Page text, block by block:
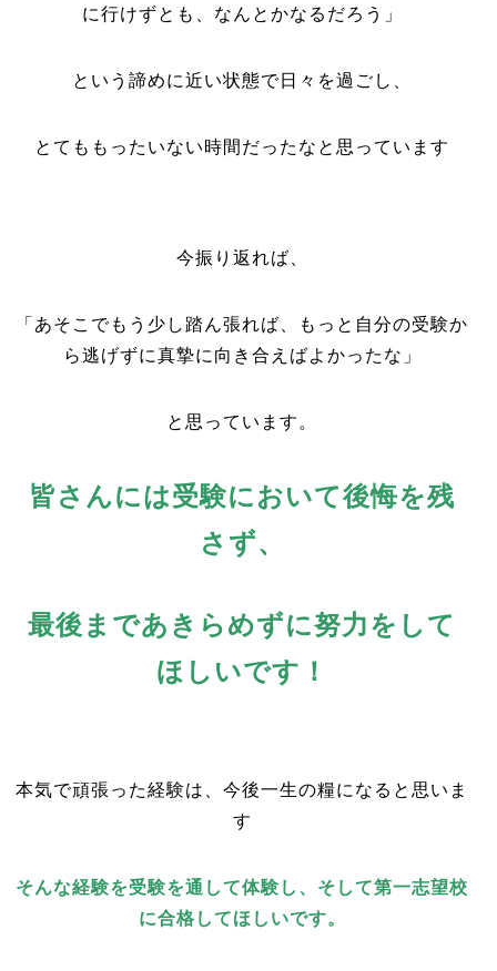
に行けずとも、なんとかなるだろう」
という諦めに近い状態で日々を過ごし、
とてももったいない時間だったなと思っています
今振り返れば、
「あそこでもう少し踏ん張れば、
もっと自分の受験か
ら逃げずに真摯に向き合えばよかったな」
と思っています。
皆さんには受験において後悔を残
さず、
最後まであきらめずに努力をして
ほしいです！
本気で頑張った経験は、今後一生の糧になると思いま
す
そんな経験を受験を通して体験し、そして第一志望校
に合格してほしいです。